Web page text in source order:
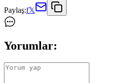
Paylaş:f𝕏
Yorumlar: